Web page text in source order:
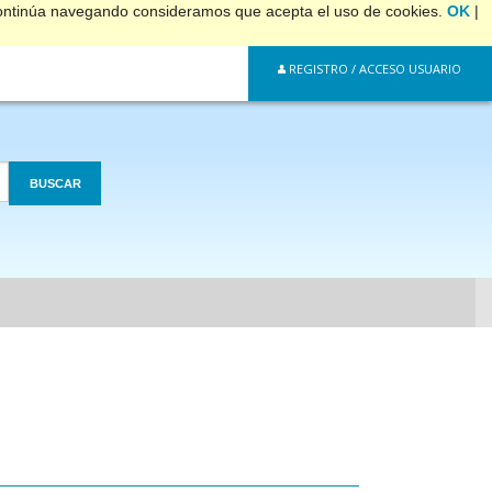
navegando consideramos que acepta el uso de cookies. OK |
REGISTRO / ACCESO USUARIO
BUSCAR